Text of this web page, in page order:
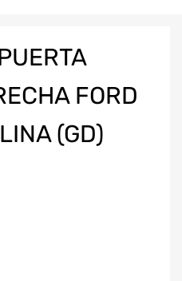
FORD
(GD)